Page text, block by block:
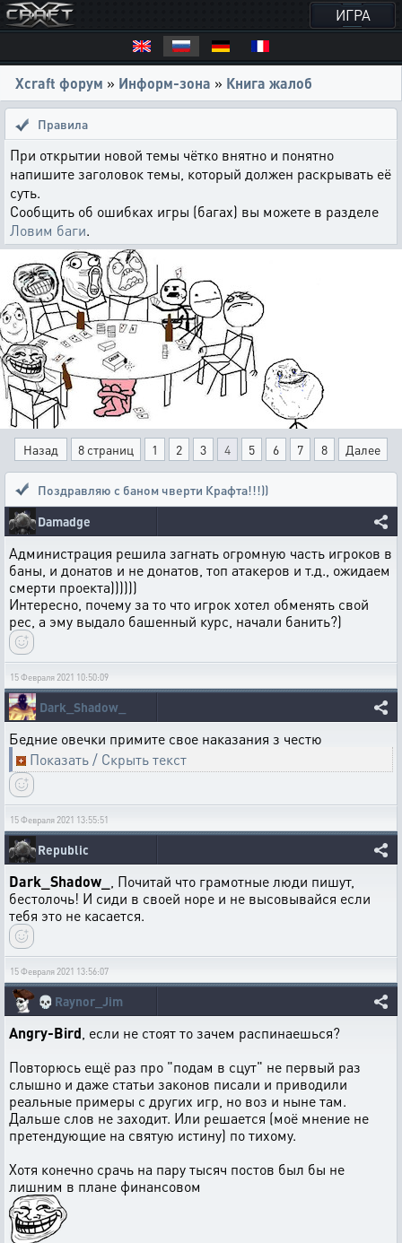
ИГРА
Xcraft форум » Информ-зона » Книга жалоб
Правила
При открытии новой темы чётко внятно и понятно
напишите заголовок темы, который должен раскрывать её
суть.
Сообщить об ошибках игры (багах) вы можете в разделе
Ловим баги.
Назад 8 страниц 1 2 3 4 5 6 7 8 Далее
Поздравляю с баном чверти Крафта!!!))
Damadge
Администрация решила загнать огромную часть игроков в
баны, и донатов и не донатов, топ атакеров и т.д., ожидаем
смерти проекта))))))
Интересно, почему за то что игрок хотел обменять свой
рес, а эму выдало башенный курс, начали банить?)
15 Февраля 2021 10:50:09
Dark_Shadow_
Бедние овечки примите свое наказания з честю
Показать / Скрыть текст
15 Февраля 2021 13:55:51
Republic
Dark_Shadow_
, Почитай что грамотные люди пишут,
бестолочь! И сиди в своей норе и не высовывайся если
тебя это не касается.
15 Февраля 2021 13:56:07
💀 Raynor_Jim
Angry-Bird , если не стоят то зачем распинаешься?
Повторюсь ещё раз про "подам в сцут" не первый раз
слышно и даже статьи законов писали и приводили
реальные примеры с других игр, но воз и ныне там.
Дальше слов не заходит. Или решается (моё мнение не
претендующие на святую истину) по тихому.
Хотя конечно срачь на пару тысяч постов был бы не
лишним в плане финансовом